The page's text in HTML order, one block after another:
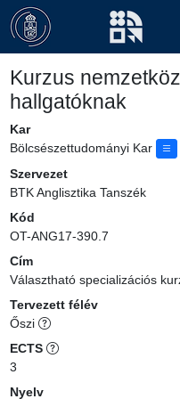
Kurzus
hallgatóknak
Kar
Bölcsészettudományi Kar
Szervezet
BTK Anglisztika Tanszék
Kód
OT-ANG17-390.7
Cím
Választható specializációs
Tervezett félév
Őszi
ECTS
3
Nyelv